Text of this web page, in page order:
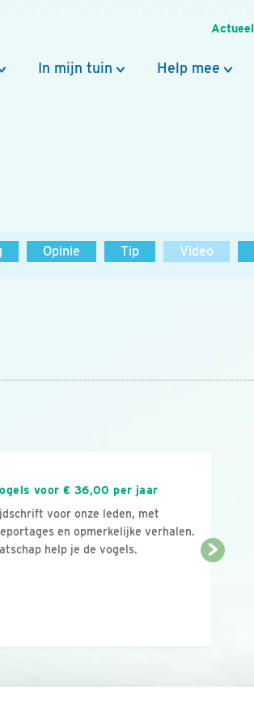
Actueel
In mijn tuin Help mee
Opinie Tip Video
voor € 36,00 per jaar
voor onze leden, met
en opmerkelijke verhalen.
help je de vogels.